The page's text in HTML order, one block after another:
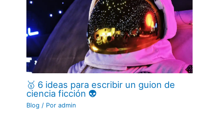
🥇 6 ideas para escribir un guion de
ciencia ficción 👽
Blog / Poradmin